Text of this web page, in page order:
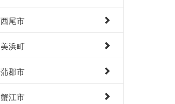
西尾市
美浜町
蒲郡市
蟹江市